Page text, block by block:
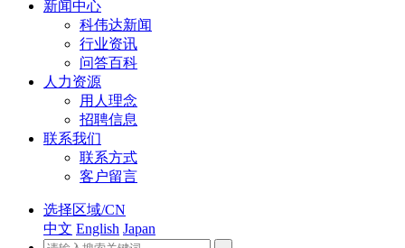
新闻中心
科伟达新闻
行业资讯
问答百科
人力资源
用人理念
招聘信息
联系我们
联系方式
客户留言
选择区域/CN
中文 English Japan